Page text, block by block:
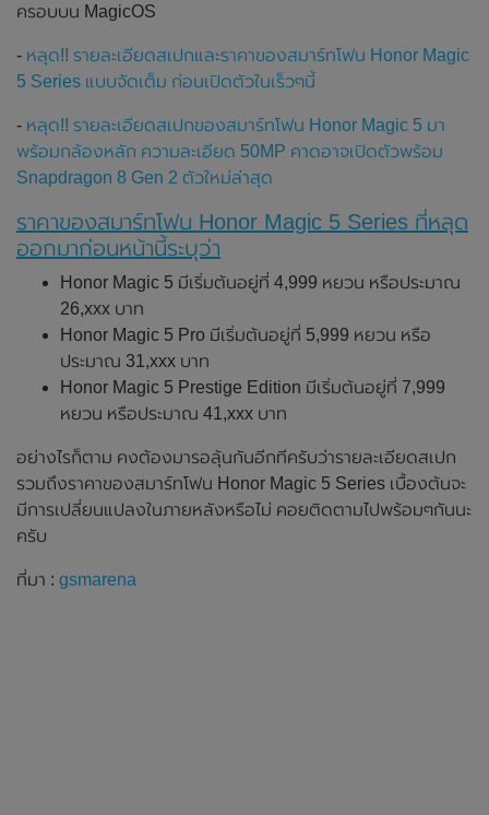
ครอบบน MagicOS
- หลุด!! รายละเอียดสเปกและราคาของสมาร์ทโฟน Honor Magic
5 Series แบบจัดเต็ม ก่อนเปิดตัวในเร็วๆนี้
- หลุด!! รายละเอียดสเปกของสมาร์ทโฟน Honor Magic 5 มา
พร้อมกล้องหลัก ความละเอียด 50MP คาดอาจเปิดตัวพร้อม
Snapdragon 8 Gen 2 ตัวใหม่ล่าสุด
ราคาของสมาร์ทโฟน Honor Magic 5 Series ที่หลุด
ออกมาก่อนหน้านี้ระบุว่า
Honor Magic 5 มีเริ่มต้นอยู่ที่ 4,999 หยวน หรือประมาณ
26,xxx บาท
Honor Magic 5 Pro มีเริ่มต้นอยู่ที่ 5,999 หยวน หรือ
ประมาณ 31,xxx บาท
Honor Magic 5 Prestige Edition มีเริ่มต้นอยู่ที่ 7,999
หยวน หรือประมาณ 41,xxx บาท
อย่างไรก็ตาม คงต้องมารอลุ้นกันอีกทีครับว่ารายละเอียดสเปก
รวมถึงราคาของสมาร์ทโฟน Honor Magic 5 Series เบื้องต้นจะ
มีการเปลี่ยนแปลงในภายหลังหรือไม่ คอยติดตามไปพร้อมๆกันนะ
ครับ
ที่มา : gsmarena